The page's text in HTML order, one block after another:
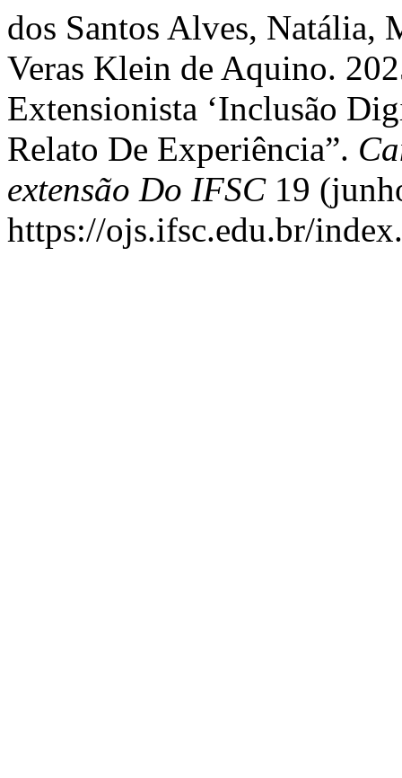
dos Santos Alves, Natália,
Veras Klein de Aquino.
Extensionista ‘Inclusão
Relato De Experiência”.
extensão Do IFSC19
https://ojs.ifsc.edu.br/